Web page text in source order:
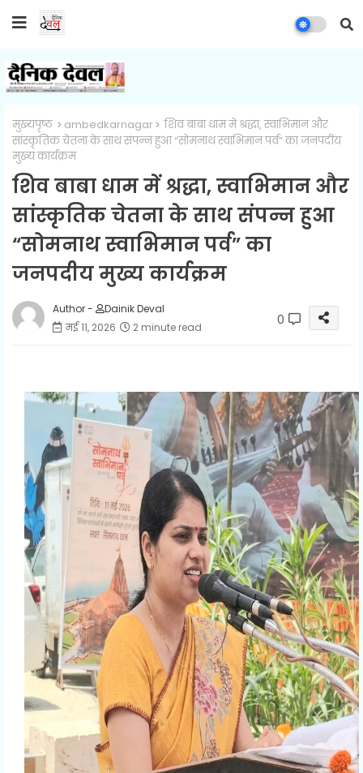
मुख्यपृष्ठ ambedkarnagar
शिव बाबा धाम में श्रद्धा, स्वाभिमान और
सांस्कृतिक चेतना के साथ संपन्न हुआ “सोमनाथ स्वाभिमान पर्व” का जनपदीय
मुख्य कार्यक्रम
शिव बाबा धाम में श्रद्धा, स्वाभिमान और
सांस्कृतिक चेतना के साथ संपन्न हुआ
“सोमनाथ स्वाभिमान पर्व” का
जनपदीय मुख्य कार्यक्रम
Author -
Dainik Deval
मई 11, 2026
2 minute read 0